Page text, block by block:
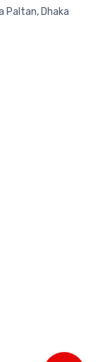
Paltan, Dhaka